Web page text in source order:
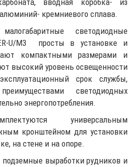
вводная коробка- из
кремниевого сплава.
светодиодные
U/M3 просты в установке и
компактными размерами и
высокий уровень освещенности
срок службы,
светодиодных
энергопотребления.
универсальным
кронштейном для установки
на стене и на опоре.
выработки рудников и